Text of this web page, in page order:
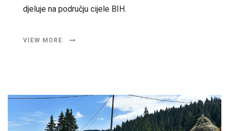
djeluje na području cijele BIH.
VIEW MORE